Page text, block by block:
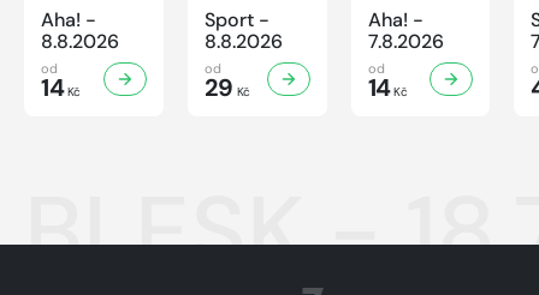
Aha! -
8.8.2026
od
14Kč
Sport -
8.8.2026
od
29 Kč
Aha! -
7.8.2026
od
14Kč
BLESK -